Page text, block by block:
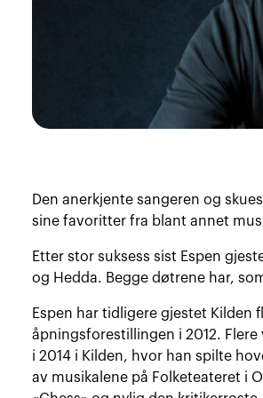
Den anerkjente sangeren og
sine favoritter fra blant annet
Etter stor suksess sist Espen
og Hedda. Begge døtrene har,
Espen har tidligere gjestet Kilden
åpningsforestillingen i 2012.
i 2014 i Kilden, hvor han spilte
av musikalene på Folketeateret i